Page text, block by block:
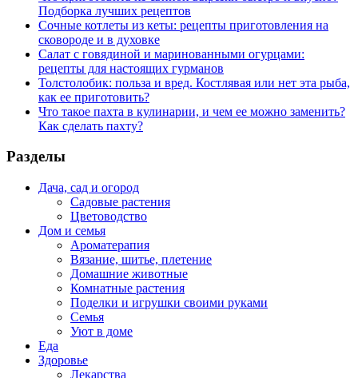
Подборка лучших рецептов
Сочные котлеты из кеты: рецепты приготовления на
сковороде и в духовке
Салат с говядиной и маринованными огурцами:
рецепты для настоящих гурманов
Толстолобик: польза и вред. Костлявая или нет эта рыба,
как ее приготовить?
Что такое пахта в кулинарии, и чем ее можно заменить?
Как сделать пахту?
Разделы
Дача, сад и огород
Садовые растения
Цветоводство
Дом и семья
Ароматерапия
Вязание, шитье, плетение
Домашние животные
Комнатные растения
Поделки и игрушки своими руками
Семья
Уют в доме
Еда
Здоровье
Лекарства